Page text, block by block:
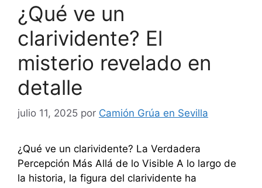
¿Qué ve un
clarividente? El
misterio revelado en
detalle
julio 11, 2025 por Camión Grúa en Sevilla
¿Qué ve un clarividente? La Verdadera
Percepción Más Allá de lo Visible A lo largo de
la historia, la figura del clarividente ha